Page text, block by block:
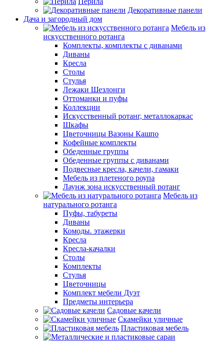
Декоративные панели
Дача и загородный дом
Мебель из
искусственного ротанга
Комплекты, комплекты с диванами
Диваны
Кресла
Столы
Стулья
Лежаки Шезлонги
Оттоманки и пуфы
Коллекции
Искусственный ротанг, металлокаркас
Шкафы
Цветочницы Вазоны Кашпо
Кофейные комплекты
Обеденные группы
Обеденные группы с диванами
Подвесные кресла, качели, гамаки
Мебель из плетеного роупа
Лаунж зона искусственный ротанг
Мебель из
натурального ротанга
Пуфы, табуреты
Диваны
Комоды. этажерки
Кресла
Кресла-качалки
Столы
Комплекты
Стулья
Цветочницы
Комплект мебели Дуэт
Предметы интерьера
Садовые качели
Скамейки уличные
Пластиковая мебель